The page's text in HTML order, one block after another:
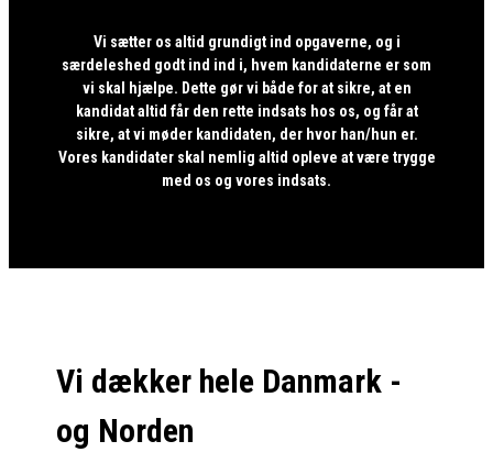
Vi sætter os altid grundigt ind opgaverne, og i
særdeleshed godt ind ind i, hvem kandidaterne er som
vi skal hjælpe. Dette gør vi både for at sikre, at en
kandidat altid får den rette indsats hos os, og får at
sikre, at vi møder kandidaten, der hvor han/hun er.
Vores kandidater skal nemlig altid opleve at være trygge
med os og vores indsats.
Vi dækker hele Danmark -
og Norden